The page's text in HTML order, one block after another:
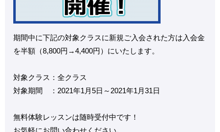
期間中に下記の対象クラスに新規ご入会された方は入会金
を半額（8,800円→4,400円）にいたします。
対象クラス：全クラス
対象期間 ：2021年1月5日～2021年1月31日
無料体験レッスンは随時受付中です！
お気軽にお問い合わせください。